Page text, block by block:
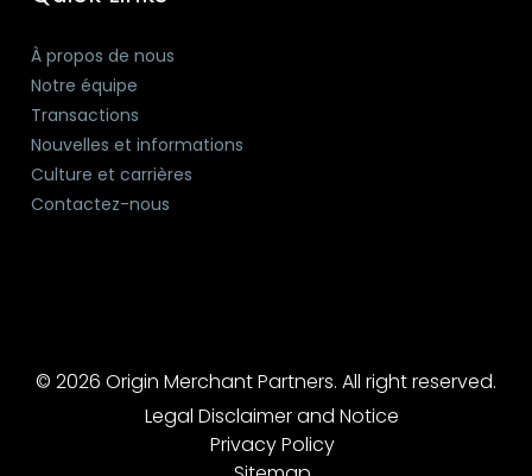
À propos de nous
Notre équipe
Transactions
Nouvelles et informations
Culture et carrières
Contactez-nous
© 2026 Origin Merchant Partners. All right reserved.
Legal Disclaimer and Notice
Privacy Policy